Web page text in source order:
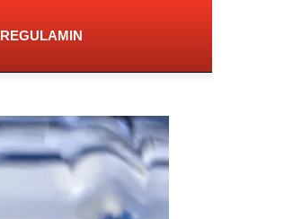
REGULAMIN